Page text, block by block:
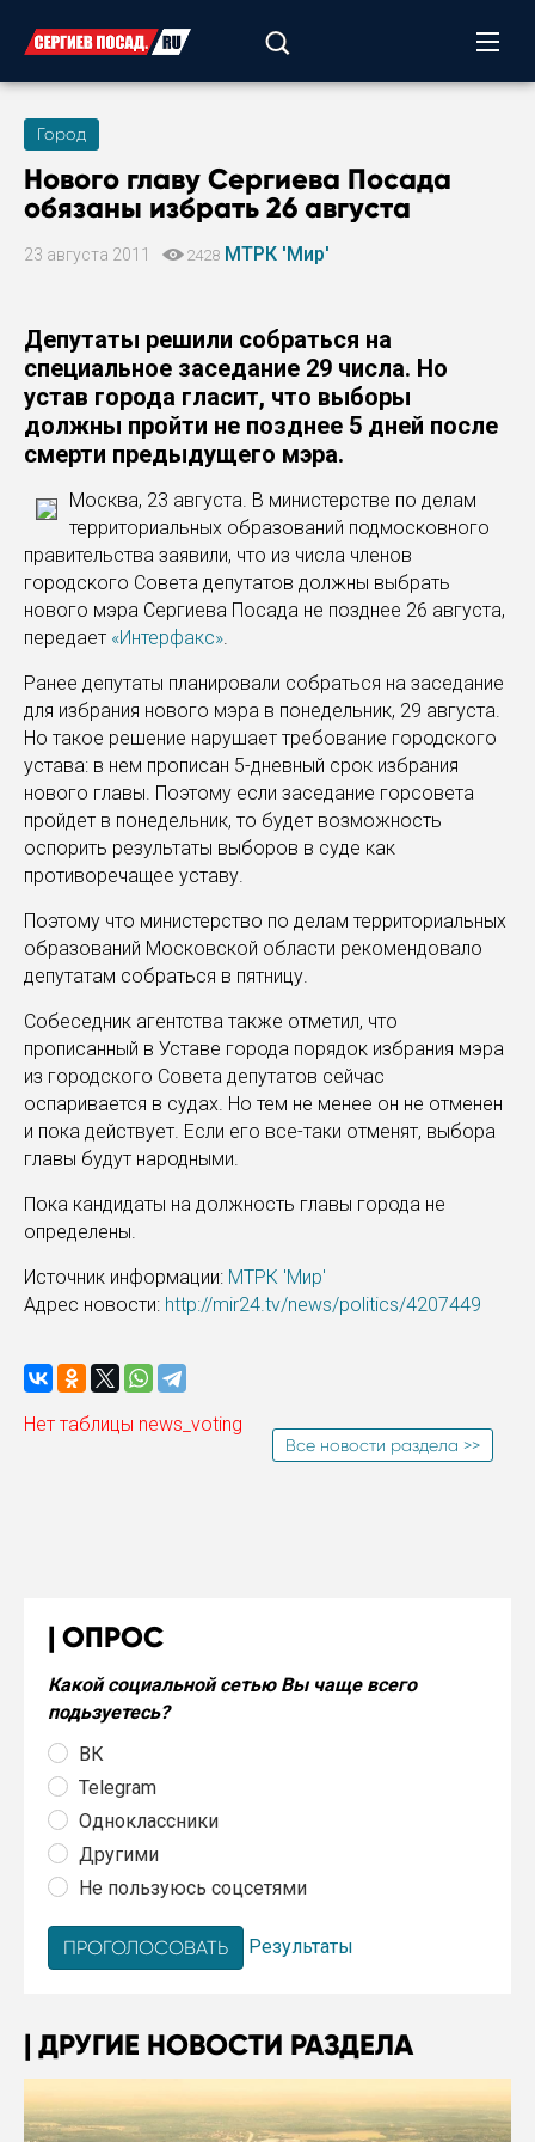
Город
Нового главу Сергиева Посада
обязаны избрать 26 августа
23 августа 2011 2428 МТРК 'Мир'
Депутаты решили собраться на
специальное заседание 29 числа. Но
устав города гласит, что выборы
должны пройти не позднее 5 дней после
смерти предыдущего мэра.
Москва, 23 августа. В министерстве по делам
территориальных образований подмосковного
правительства заявили, что из числа членов
городского Совета депутатов должны выбрать
нового мэра Сергиева Посада не позднее 26 августа,
передает «Интерфакс».
Ранее депутаты планировали собраться на заседание
для избрания нового мэра в понедельник, 29 августа.
Но такое решение нарушает требование городского
устава: в нем прописан 5-дневный срок избрания
нового главы. Поэтому если заседание горсовета
пройдет в понедельник, то будет возможность
оспорить результаты выборов в суде как
противоречащее уставу.
Поэтому что министерство по делам территориальных
образований Московской области рекомендовало
депутатам собраться в пятницу.
Собеседник агентства также отметил, что
прописанный в Уставе города порядок избрания мэра
из городского Совета депутатов сейчас
оспаривается в судах. Но тем не менее он не отменен
и пока действует. Если его все-таки отменят, выбора
главы будут народными.
Пока кандидаты на должность главы города не
определены.
Источник информации: МТРК 'Мир'
Адрес новости: http://mir24.tv/news/politics/4207449
Нет таблицы news_voting
Все новости раздела >>
ОПРОС
Какой социальной сетью Вы чаще всего
подьзуетесь?
ВК
Telegram
Одноклассники
Другими
Не пользуюсь соцсетями
Результаты
ДРУГИЕ НОВОСТИ РАЗДЕЛА